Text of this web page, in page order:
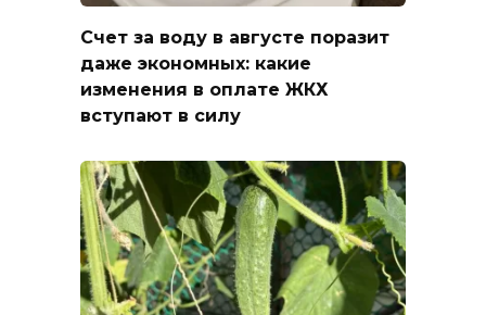
Счет за воду в августе поразит
даже экономных: какие
изменения в оплате ЖКХ
вступают в силу